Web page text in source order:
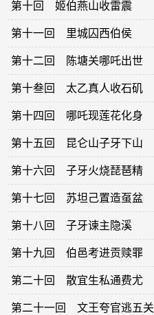
第十回 姬伯燕山收雷震
第十一回 里城囚西伯侯
第十二回 陈塘关哪吒出世
第十叁回 太乙真人收石矶
第十四回 哪吒现莲花化身
第十五回 昆仑山子牙下山
第十六回 子牙火烧琵琶精
第十七回 苏坦己置造虿盆
第十八回 子牙谏主隐溪
第十九回 伯邑考进贡赎罪
第二十回 散宜生私通费尤
第二十一回 文王夸官逃五关